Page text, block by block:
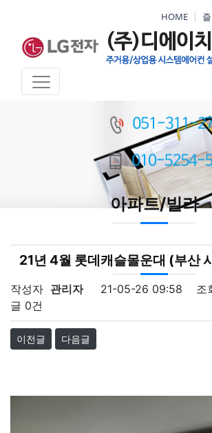
HOME
아파트/빌라
21년 4월 롯데캐슬몰운대 (부산
작성자 관리자 21-05-26 09:58 조
글 0건
이전글 다음글